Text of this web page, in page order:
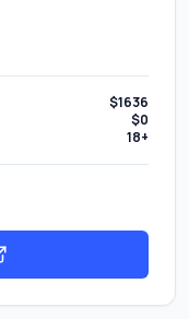
$1636
$0
18+